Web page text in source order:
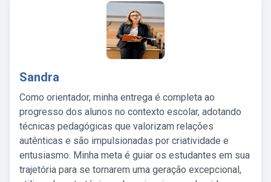
Sandra
Como orientador, minha entrega é completa ao
progresso dos alunos no contexto escolar, adotando
técnicas pedagógicas que valorizam relações
autênticas e são impulsionadas por criatividade e
entusiasmo. Minha meta é guiar os estudantes em sua
trajetória para se tornarem uma geração excepcional,